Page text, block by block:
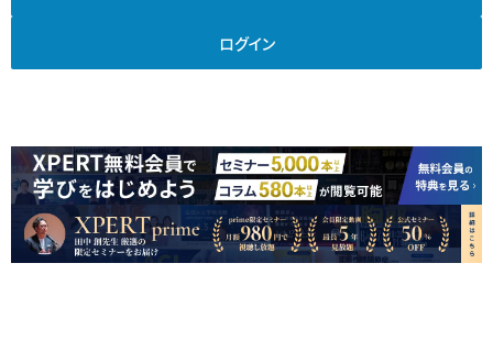
ログイン